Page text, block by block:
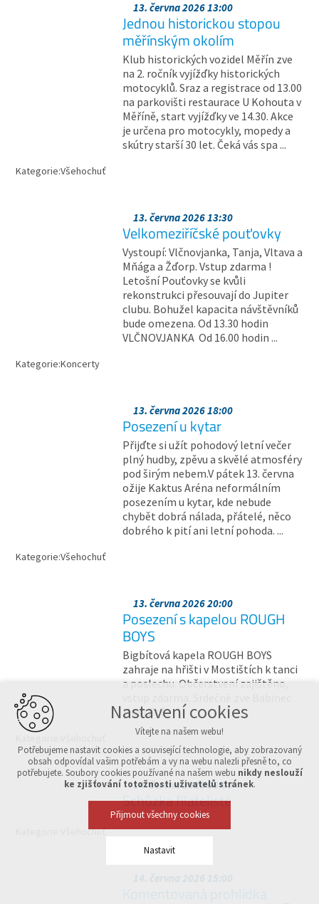
13. června 2026 13:00
Jednou historickou stopou
měřínským okolím
Klub historických vozidel Měřín zve
na 2. ročník vyjížďky historických
motocyklů. Sraz a registrace od 13.00
na parkovišti restaurace U Kohouta v
Měříně, start vyjížďky ve 14.30. Akce
je určena pro motocykly, mopedy a
skútry starší 30 let. Čeká vás spa ...
Kategorie:Všehochuť
13. června 2026 13:30
Velkomeziříčské pouťovky
Vystoupí: Vlčnovjanka, Tanja, Vltava a
Mňága a Žďorp. Vstup zdarma !
Letošní Pouťovky se kvůli
rekonstrukci přesouvají do Jupiter
clubu. Bohužel kapacita návštěvníků
bude omezena. Od 13.30 hodin
VLČNOVJANKA Od 16.00 hodin ...
Kategorie:Koncerty
13. června 2026 18:00
Posezení u kytar
Přijďte si užít pohodový letní večer
plný hudby, zpěvu a skvělé atmosféry
pod širým nebem.V pátek 13. června
ožije Kaktus Aréna neformálním
posezením u kytar, kde nebude
chybět dobrá nálada, přátelé, něco
dobrého k pití ani letní pohoda. ...
Kategorie:Všehochuť
13. června 2026 20:00
Posezení s kapelou ROUGH
BOYS
Bigbítová kapela ROUGH BOYS
zahraje na hřišti v Mostištích k tanci
a poslechu. Občerstvení zajištěno,
Mostiště.
14. června 2026 08:00
Schůzka filatelisté
Všehochuť
Nastavení cookies
Vítejte na našem webu!
Potřebujeme nastavit cookies a související technologie, aby zobrazovaný
obsah odpovídal vašim potřebám a vy na webu nalezli přesně to, co
potřebujete. Soubory cookies používané na našem webu nikdy neslouží
ke zjišťování totožnosti uživatelů stránek.
Přijmout všechny cookies
Nastavit